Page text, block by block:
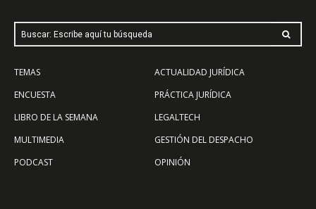
Buscar: Escribe aquí tu búsqueda
TEMAS
ENCUESTA
LIBRO DE LA SEMANA
MULTIMEDIA
PODCAST
ACTUALIDAD JURÍDICA
PRÁCTICA JURÍDICA
LEGALTECH
GESTIÓN DEL DESPACHO
OPINIÓN